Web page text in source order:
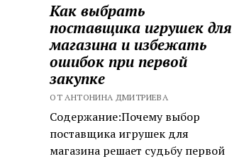
Как выбрать
поставщика игрушек для
магазина и избежать
ошибок при первой
закупке
ОТ АНТОНИНА ДМИТРИЕВА
Содержание:Почему выбор
поставщика игрушек для
магазина решает судьбу первой